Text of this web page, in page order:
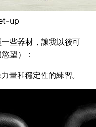
up
些器材，讓我以後可
望）：
量和穩定性的練習。